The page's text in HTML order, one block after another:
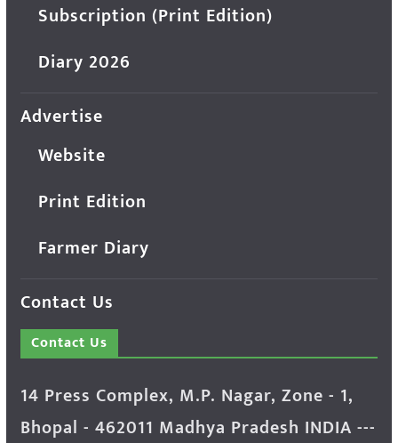
Subscription (Print Edition)
Diary 2026
Advertise
Website
Print Edition
Farmer Diary
Contact Us
Contact Us
14 Press Complex, M.P. Nagar, Zone - 1,
Bhopal - 462011 Madhya Pradesh INDIA ---